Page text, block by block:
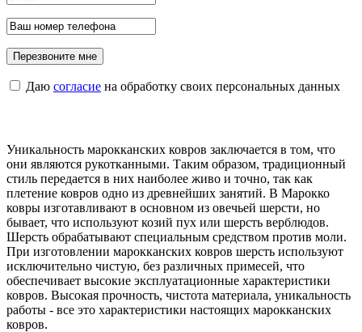
Даю согласие на обработку своих персональных данных
Уникальность марокканских ковров заключается в том, что
они являются рукотканными. Таким образом, традиционный
стиль передается в них наиболее живо и точно, так как
плетение ковров одно из древнейших занятий. В Марокко
ковры изготавливают в основном из овечьей шерсти, но
бывает, что используют козий пух или шерсть верблюдов.
Шерсть обрабатывают специальным средством против моли.
При изготовлении марокканских ковров шерсть используют
исключительно чистую, без различных примесей, что
обеспечивает высокие эксплуатационные характеристики
ковров. Высокая прочность, чистота материала, уникальность
работы - все это характеристики настоящих марокканских
ковров.